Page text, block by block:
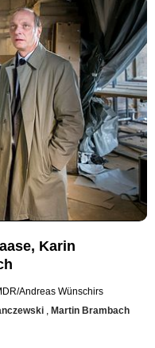
Karin
Andreas Wünschirs
, Martin Brambach